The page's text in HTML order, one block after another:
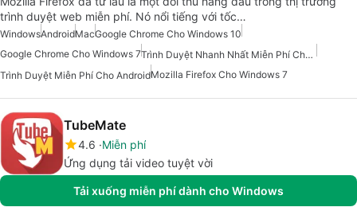
trình duyệt web miễn phí. Nó nổi tiếng với tốc…
WindowsAndroidMacGoogle Chrome Cho Windows 10
Google Chrome Cho Windows 7
Trình Duyệt Nhanh Nhất Miễn Phí Cho Android
Trình Duyệt Miễn Phí Cho AndroidMozilla Firefox Cho Windows 7
TubeMate
4.6 Miễn phí
Ứng dụng tải video tuyệt vời
Tải xuống miễn phí dành cho Windows